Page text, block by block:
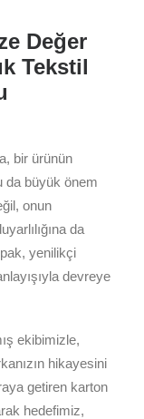
Değer
Tekstil
bir ürünün
da büyük önem
onun
da
yenilikçi
devreye
ekibimizle,
hikayesini
getiren karton
hedefimiz,